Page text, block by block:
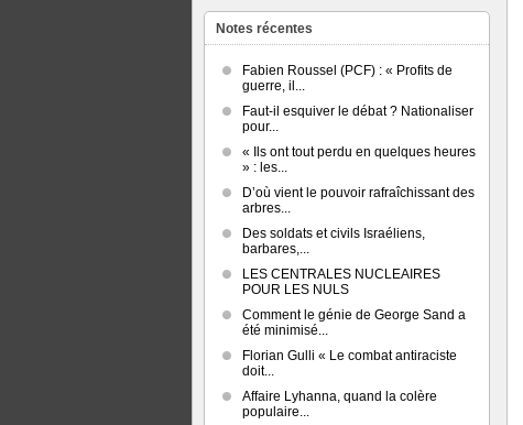
Notes récentes
Fabien Roussel (PCF) : « Profits de
guerre, il...
Faut-il esquiver le débat ? Nationaliser
pour...
« Ils ont tout perdu en quelques heures
» : les...
D’où vient le pouvoir rafraîchissant des
arbres...
Des soldats et civils Israéliens,
barbares,...
LES CENTRALES NUCLEAIRES
POUR LES NULS
Comment le génie de George Sand a
été minimisé...
Florian Gulli « Le combat antiraciste
doit...
Affaire Lyhanna, quand la colère
populaire...